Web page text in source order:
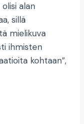
alan
sillä
mielikuva
ihmisten
kohtaan”,